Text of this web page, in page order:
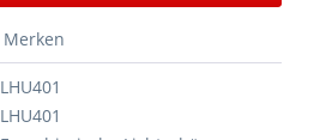
Merken
LHU401
LHU401